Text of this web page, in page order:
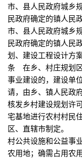
市、县人民政府城乡
民政府确定的镇人
市、县人民政府城乡
民政府确定的镇人民
划、建设工程设计
条 在乡、村庄规划
事业建设的，建设单
请，由乡、镇人民政
核发乡村建设规划
宅基地进行农村村民
区、直辖市制定。
村公共设施和公益事
农用地；确需占用农